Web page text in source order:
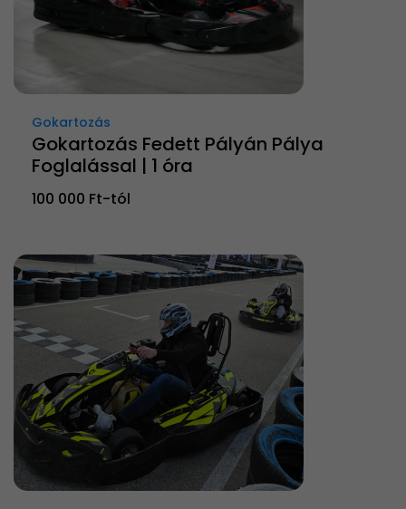
Gokartozás
Gokartozás Fedett Pályán Pálya
Foglalással | 1 óra
100 000 Ft-tól